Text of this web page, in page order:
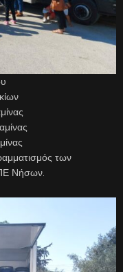
των
Νήσων.